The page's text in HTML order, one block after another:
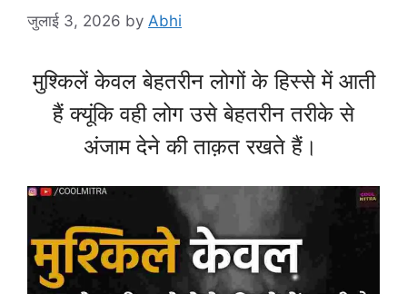
जुलाई 3, 2026 by Abhi
मुश्किलें केवल बेहतरीन लोगों के हिस्से में आती
हैं क्यूंकि वही लोग उसे बेहतरीन तरीके से
अंजाम देने की ताक़त रखते हैं।